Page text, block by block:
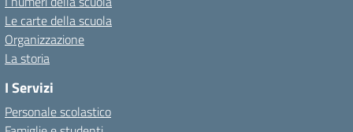
Le carte della scuola
Organizzazione
La storia
I Servizi
Personale scolastico